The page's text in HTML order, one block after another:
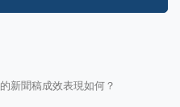
新聞稿成效表現如何？